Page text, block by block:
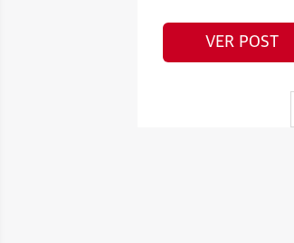
VER POST